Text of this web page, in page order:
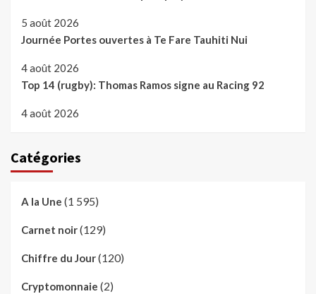
5 août 2026
Journée Portes ouvertes à Te Fare Tauhiti Nui
4 août 2026
Top 14 (rugby): Thomas Ramos signe au Racing 92
4 août 2026
Catégories
A la Une (1 595)
Carnet noir(129)
Chiffre du Jour(120)
Cryptomonnaie (2)